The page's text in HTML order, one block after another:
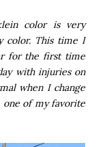
color is very
color. This time I
for the first time
with injuries on
when I change
one of my favorite